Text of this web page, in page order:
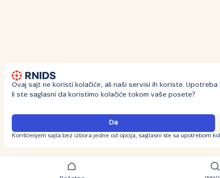
Ovaj sajt ne koristi kolačiće, ali naši servisi ih koriste. Upotreba
li ste saglasni da koristimo kolačiće tokom vaše posete?
Da
Korišćenjem sajta bez izbora jedne od opcija, saglasni ste sa upotrebom